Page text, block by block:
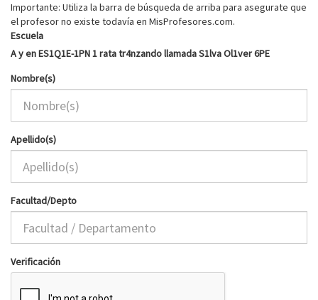
Importante: Utiliza la barra de búsqueda de arriba para asegurate que
el profesor no existe todavía en MisProfesores.com.
Escuela
A y en ES1Q1E-1PN 1 rata tr4nzando llamada S1lva Ol1ver 6PE
Nombre(s)
Apellido(s)
Facultad/Depto
Verificación